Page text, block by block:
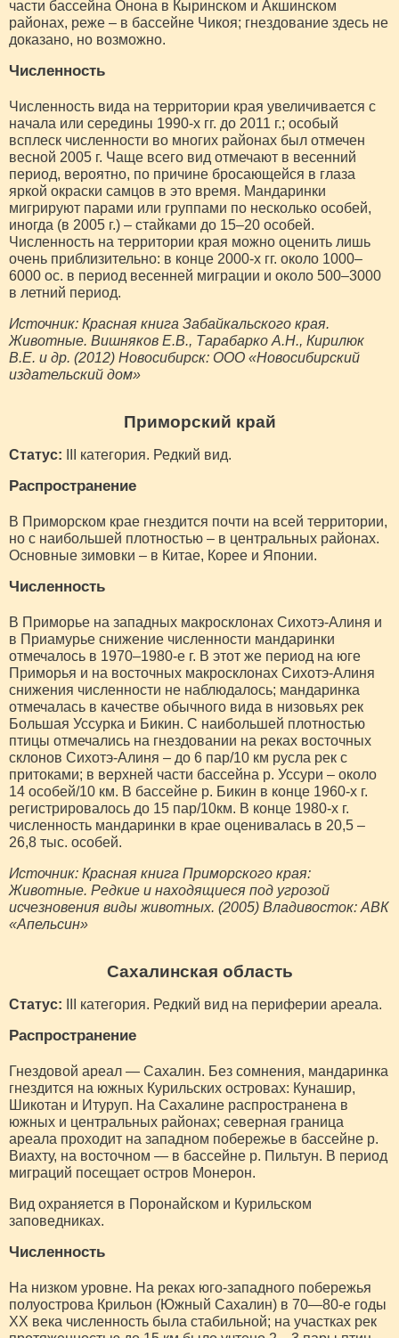
части бассейна Онона в Кыринском и Акшинском
районах, реже – в бассейне Чикоя; гнездование здесь не
доказано, но возможно.
Численность
Численность вида на территории края увеличивается с
начала или середины 1990-х гг. до 2011 г.; особый
всплеск численности во многих районах был отмечен
весной 2005 г. Чаще всего вид отмечают в весенний
период, вероятно, по причине бросающейся в глаза
яркой окраски самцов в это время. Мандаринки
мигрируют парами или группами по несколько особей,
иногда (в 2005 г.) – стайками до 15–20 особей.
Численность на территории края можно оценить лишь
очень приблизительно: в конце 2000-х гг. около 1000–
6000 ос. в период весенней миграции и около 500–3000
в летний период.
Источник: Красная книга Забайкальского края.
Животные. Вишняков Е.В., Тарабарко А.Н., Кирилюк
В.Е. и др. (2012) Новосибирск: ООО «Новосибирский
издательский дом»
Приморский край
Статус: III категория. Редкий вид.
Распространение
В Приморском крае гнездится почти на всей территории,
но с наибольшей плотностью – в центральных районах.
Основные зимовки – в Китае, Корее и Японии.
Численность
В Приморье на западных макросклонах Сихотэ-Алиня и
в Приамурье снижение численности мандаринки
отмечалось в 1970–1980-е г. В этот же период на юге
Приморья и на восточных макросклонах Сихотэ-Алиня
снижения численности не наблюдалось; мандаринка
отмечалась в качестве обычного вида в низовьях рек
Большая Уссурка и Бикин. С наибольшей плотностью
птицы отмечались на гнездовании на реках восточных
склонов Сихотэ-Алиня – до 6 пар/10 км русла рек с
притоками; в верхней части бассейна р. Уссури – около
14 особей/10 км. В бассейне р. Бикин в конце 1960-х г.
регистрировалось до 15 пар/10км. В конце 1980-х г.
численность мандаринки в крае оценивалась в 20,5 –
26,8 тыс. особей.
Источник: Красная книга Приморского края:
Животные. Редкие и находящиеся под угрозой
исчезновения виды животных. (2005) Владивосток: АВК
«Апельсин»
Сахалинская область
Статус: III категория. Редкий вид на периферии ареала.
Распространение
Гнездовой ареал — Сахалин. Без сомнения, мандаринка
гнездится на южных Курильских островах: Кунашир,
Шикотан и Итуруп. На Сахалине распространена в
южных и центральных районах; северная граница
ареала проходит на западном побережье в бассейне р.
Виахту, на восточном — в бассейне р. Пильтун. В период
миграций посещает остров Монерон.
Вид охраняется в Поронайском и Курильском
заповедниках.
Численность
На низком уровне. На реках юго-западного побережья
полуострова Крильон (Южный Сахалин) в 70—80-е годы
ХХ века численность была стабильной; на участках рек